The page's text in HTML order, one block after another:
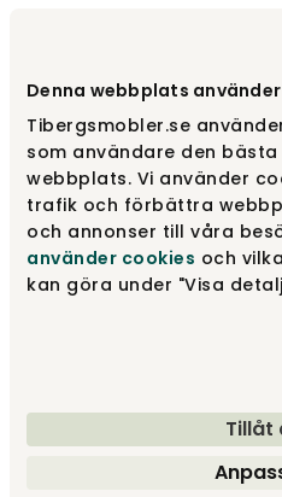
Denna webbplats
Tibergsmobler.se
som användare den
webbplats. Vi använder
trafik och förbättra
och annonser till våra
använder cookies och
kan göra under "Visa
Tillåt
3 510 kr
Varnamo of Sweden
4 170 kr